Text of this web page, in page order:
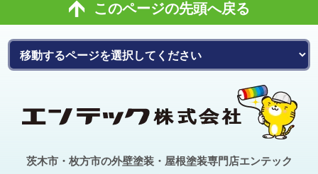
このページの先頭へ戻る
茨木市・枚方市の外壁塗装・屋根塗装専門店エンテック